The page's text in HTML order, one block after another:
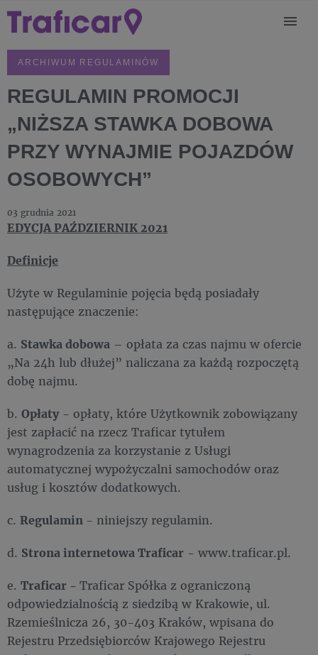
ARCHIWUM REGULAMINÓW
REGULAMIN PROMOCJI
„NIŻSZA STAWKA DOBOWA
PRZY WYNAJMIE POJAZDÓW
OSOBOWYCH”
03 grudnia 2021
EDYCJA PAŹDZIERNIK 2021
Definicje
Użyte w Regulaminie pojęcia będą posiadały
następujące znaczenie:
a. Stawka dobowa – opłata za czas najmu w ofercie
„Na 24h lub dłużej” naliczana za każdą rozpoczętą
dobę najmu.
b. Opłaty- opłaty, które Użytkownik zobowiązany
jest zapłacić na rzecz Traficar tytułem
wynagrodzenia za korzystanie z Usługi
automatycznej wypożyczalni samochodów oraz
usług i kosztów dodatkowych.
c. Regulamin - niniejszy regulamin.
d. Strona internetowa Traficar - www.traficar.pl.
e. Traficar - Traficar Spółka z ograniczoną
odpowiedzialnością z siedzibą w Krakowie, ul.
Rzemieślnicza 26, 30-403 Kraków, wpisana do
Rejestru Przedsiębiorców Krajowego Rejestru